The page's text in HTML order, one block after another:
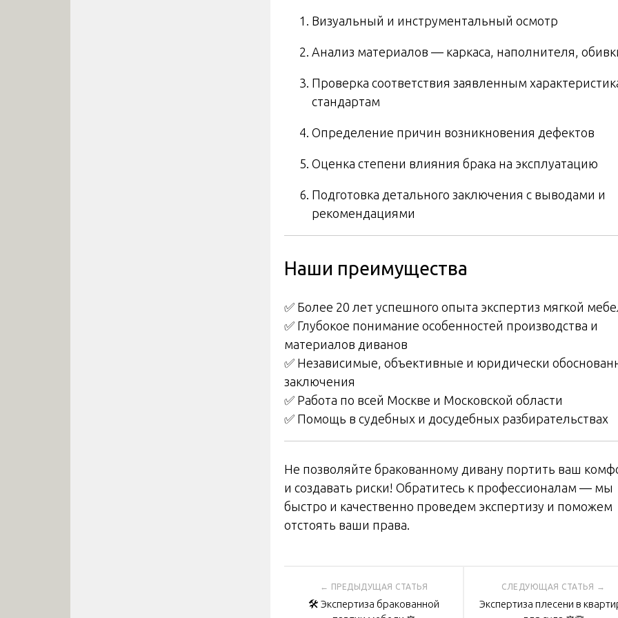
Визуальный и инструментальный осмотр
Анализ материалов — каркаса, наполнителя,
Проверка соответствия заявленным
стандартам
Определение причин возникновения дефектов
Оценка степени влияния брака на эксплуатацию
Подготовка детального заключения с выводами и
рекомендациями
Наши преимущества
✅ Более 20 лет успешного опыта экспертиз мягкой
✅ Глубокое понимание особенностей производства и
материалов диванов
✅ Независимые, объективные и юридически
заключения
✅ Работа по всей Москве и Московской области
✅ Помощь в судебных и досудебных разбирательствах
Не позволяйте бракованному дивану портить ваш
и создавать риски! Обратитесь к профессионалам — мы
быстро и качественно проведем экспертизу и поможем
отстоять ваши права.
Навигация
🛠️ Экспертиза бракованной
Экспертиза плесени в